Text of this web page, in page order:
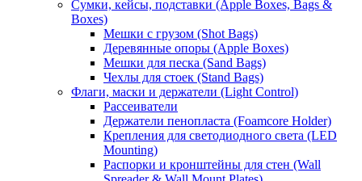
Сумки, кейсы, подставки (Apple Boxes, Bags &
Boxes)
Мешки с грузом (Shot Bags)
Деревянные опоры (Apple Boxes)
Мешки для песка (Sand Bags)
Чехлы для стоек (Stand Bags)
Флаги, маски и держатели (Light Control)
Рассеиватели
Держатели пенопласта (Foamcore Holder)
Крепления для светодиодного света (LED
Mounting)
Распорки и кронштейны для стен (Wall